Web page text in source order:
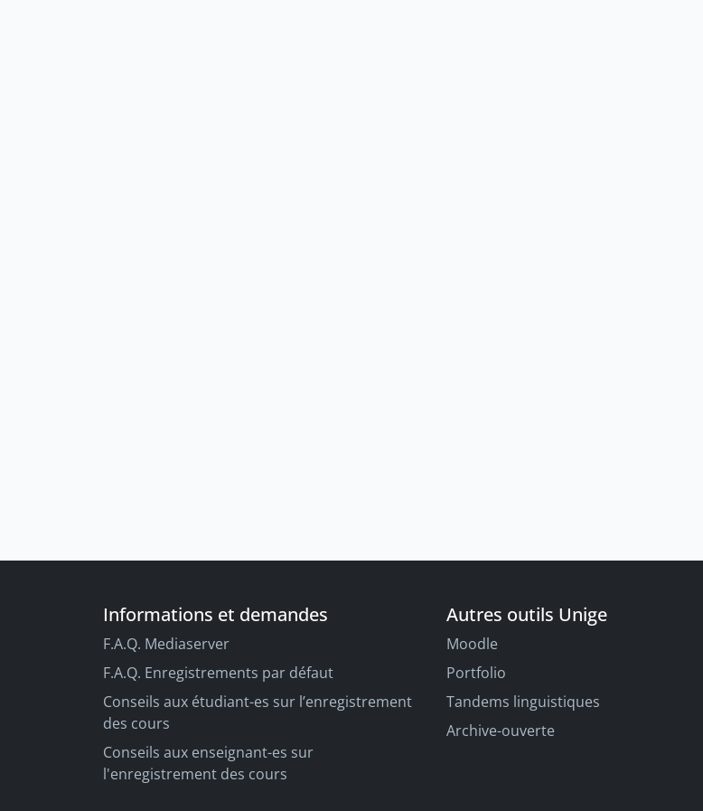
Informations et demandes
F.A.Q. Mediaserver
F.A.Q. Enregistrements par défaut
Conseils aux étudiant-es sur l’enregistrement
des cours
Conseils aux enseignant-es sur
l'enregistrement des cours
Autres outils Unige
Moodle
Portfolio
Tandems linguistiques
Archive-ouverte